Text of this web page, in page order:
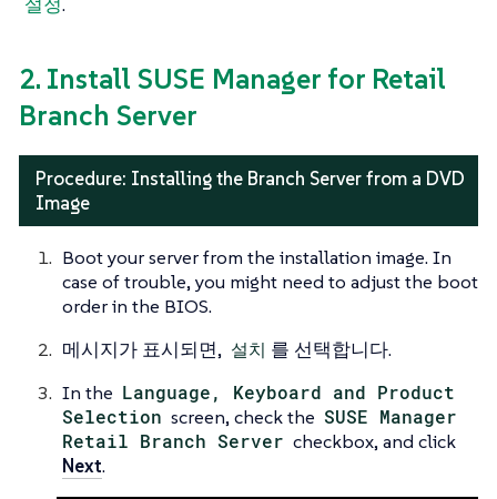
2. Install SUSE Manager for Retail
Branch Server
Procedure: Installing the Branch Server from a DVD
Image
Boot your server from the installation image. In
case of trouble, you might need to adjust the boot
order in the BIOS.
메시지가 표시되면, 설치 를 선택합니다.
In the Language, Keyboard and Product
Selection screen, check the SUSE Manager
Retail Branch Server checkbox, and click
Next.